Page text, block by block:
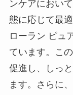
ンケアにおい
態に応じて最
ローラン ピュ
ています。こ
促進し、しっ
ます。さらに